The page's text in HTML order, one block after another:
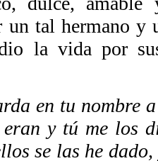
un tal hermano
la vida por
en tu nombre
y tú me los
se las he